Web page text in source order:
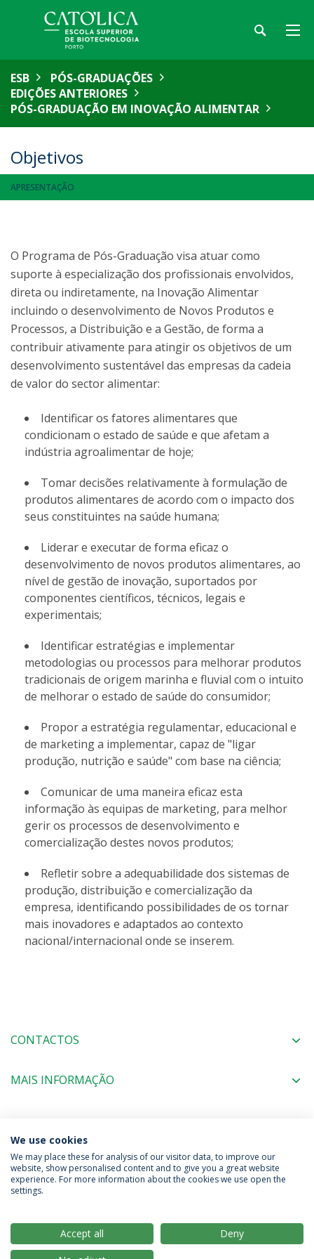
ESB
PÓS-GRADUAÇÕES
EDIÇÕES ANTERIORES
PÓS-GRADUAÇÃO EM INOVAÇÃO ALIMENTAR
Objetivos
APRESENTAÇÃO
O Programa de Pós-Graduação visa atuar como
suporte à especialização dos profissionais envolvidos,
direta ou indiretamente, na Inovação Alimentar
incluindo o desenvolvimento de Novos Produtos e
Processos, a Distribuição e a Gestão, de forma a
contribuir ativamente para atingir os objetivos de um
desenvolvimento sustentável das empresas da cadeia
de valor do sector alimentar:
Identificar os fatores alimentares que
condicionam o estado de saúde e que afetam a
indústria agroalimentar de hoje;
Tomar decisões relativamente à formulação de
produtos alimentares de acordo com o impacto dos
seus constituintes na saúde humana;
Liderar e executar de forma eficaz o
desenvolvimento de novos produtos alimentares, ao
nível de gestão de inovação, suportados por
componentes científicos, técnicos, legais e
experimentais;
Identificar estratégias e implementar
metodologias ou processos para melhorar produtos
tradicionais de origem marinha e fluvial com o intuito
de melhorar o estado de saúde do consumidor;
Propor a estratégia regulamentar, educacional e
de marketing a implementar, capaz de "ligar
produção, nutrição e saúde" com base na ciência;
Comunicar de uma maneira eficaz esta
informação às equipas de marketing, para melhor
gerir os processos de desenvolvimento e
comercialização destes novos produtos;
Refletir sobre a adequabilidade dos sistemas de
produção, distribuição e comercialização da
empresa, identificando possibilidades de os tornar
mais inovadores e adaptados ao contexto
nacional/internacional onde se inserem.
CONTACTOS
MAIS INFORMAÇÃO
COORDENAÇÃO
Política de Privacidade
Termos & Condições
We use cookies
We may place these for analysis of our visitor data, to improve our
website, show personalised content and to give you a great website
experience. For more information about the cookies we use open the
settings.
Accept all
Deny